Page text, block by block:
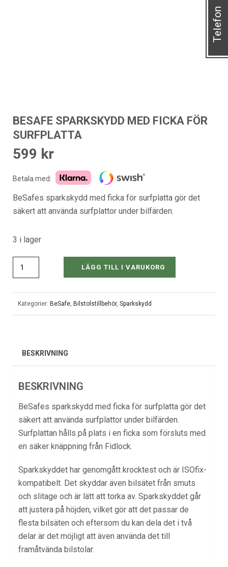
BESAFE SPARKSKYDD MED FICKA FÖR
SURFPLATTA
599 kr
Betala med:
BeSafes sparkskydd med ficka för surfplatta gör det
säkert att använda surfplattor under bilfärden.
3 i lager
LÄGG TILL I VARUKORG
Kategorier: BeSafe, Bilstolstillbehör, Sparkskydd
BESKRIVNING
BESKRIVNING
BeSafes sparkskydd med ficka för surfplatta gör det
säkert att använda surfplattor under bilfärden.
Surfplattan hålls på plats i en ficka som försluts med
en säker knäppning från Fidlock.
Sparkskyddet har genomgått krocktest och är ISOfix-
kompatibelt. Det skyddar även bilsätet från smuts
och slitage och är lätt att torka av. Sparkskyddet går
att justera på höjden, vilket gör att det passar de
flesta bilsäten och eftersom du kan dela det i två
delar är det möjligt att även använda det till
framåtvända bilstolar.
Telefon